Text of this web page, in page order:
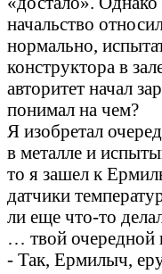
начальство
нормально,
конструктора в
авторитет начал
понимал на чем?
Я изобретал
в металле и
то я зашел к
датчики
ли еще что-то
… твой очередной
- Так, Ермилыч,